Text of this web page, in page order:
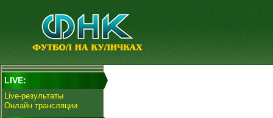
LIVE:
Live-результаты
Онлайн трансляции